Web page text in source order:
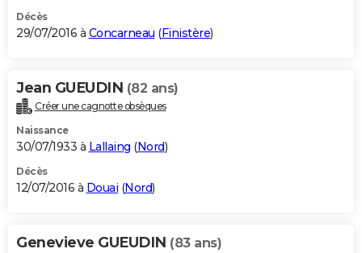
Décès
29/07/2016 à Concarneau (Finistère)
Jean GUEUDIN (82 ans)
Créer une cagnotte obsèques
Naissance
30/07/1933 à Lallaing (Nord)
Décès
12/07/2016 à Douai (Nord)
Genevieve GUEUDIN (83 ans)